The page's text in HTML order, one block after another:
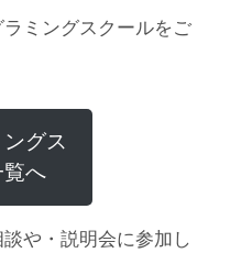
ミングスクールをご
グス
覧へ
や・説明会に参加し